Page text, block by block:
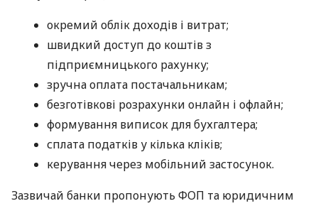
окремий облік доходів і витрат;
швидкий доступ до коштів з
підприємницького рахунку;
зручна оплата постачальникам;
безготівкові розрахунки онлайн і офлайн;
формування виписок для бухгалтера;
сплата податків у кілька кліків;
керування через мобільний застосунок.
Зазвичай банки пропонують ФОП та юридичним